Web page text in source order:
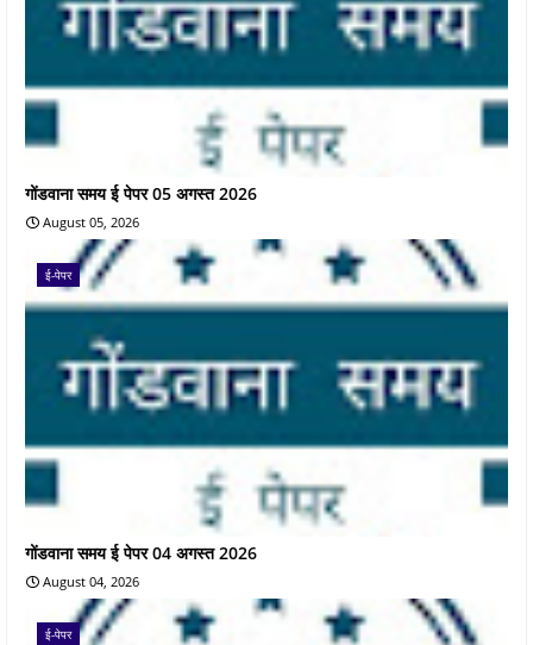
गोंडवाना समय ई पेपर 05 अगस्त 2026
August 05, 2026
ई-पेपर
गोंडवाना समय ई पेपर 04 अगस्त 2026
August 04, 2026
ई-पेपर